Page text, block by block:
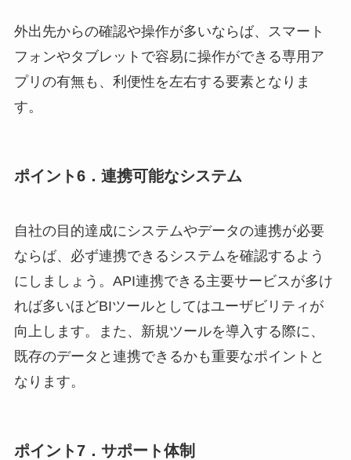
外出先からの確認や操作が多いならば、スマート
フォンやタブレットで容易に操作ができる専用ア
プリの有無も、利便性を左右する要素となりま
す。
ポイント6．連携可能なシステム
自社の目的達成にシステムやデータの連携が必要
ならば、必ず連携できるシステムを確認するよう
にしましょう。API連携できる主要サービスが多け
れば多いほどBIツールとしてはユーザビリティが
向上します。また、新規ツールを導入する際に、
既存のデータと連携できるかも重要なポイントと
なります。
ポイント7．サポート体制